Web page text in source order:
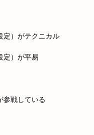
定）がテクニカル
定）が平易
参戦している